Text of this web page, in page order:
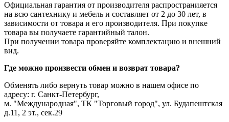
Официальная гарантия от производителя распространияется
на всю сантехнику и мебель и составляет от 2 до 30 лет, в
зависимости от товара и его производителя. При покупке
товара вы получаете гарантийный талон.
При получении товара проверяйте комплектацию и внешний
вид.
Где можно произвести обмен и возврат товара?
Обменять либо вернуть товар можно в нашем офисе по
адресу: г. Санкт-Петербург,
м. "Международная", ТК "Торговый город", ул. Будапештская
д.11, 2 эт., сек.29